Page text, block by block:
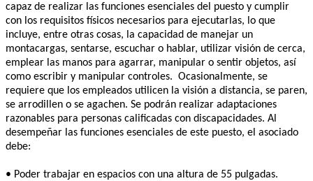
capaz de realizar las funciones esenciales del puesto y cumplir
con los requisitos físicos necesarios para ejecutarlas, lo que
incluye, entre otras cosas, la capacidad de manejar un
montacargas, sentarse, escuchar o hablar, utilizar visión de cerca,
emplear las manos para agarrar, manipular o sentir objetos, así
como escribir y manipular controles. Ocasionalmente, se
requiere que los empleados utilicen la visión a distancia, se paren,
se arrodillen o se agachen. Se podrán realizar adaptaciones
razonables para personas calificadas con discapacidades. Al
desempeñar las funciones esenciales de este puesto, el asociado
debe:
• Poder trabajar en espacios con una altura de 55 pulgadas.